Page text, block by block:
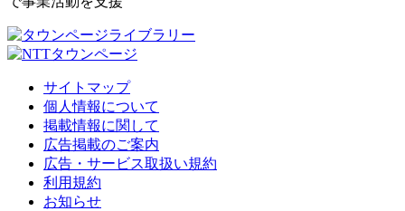
サイトマップ
個人情報について
掲載情報に関して
広告掲載のご案内
広告・サービス取扱い規約
利用規約
お知らせ